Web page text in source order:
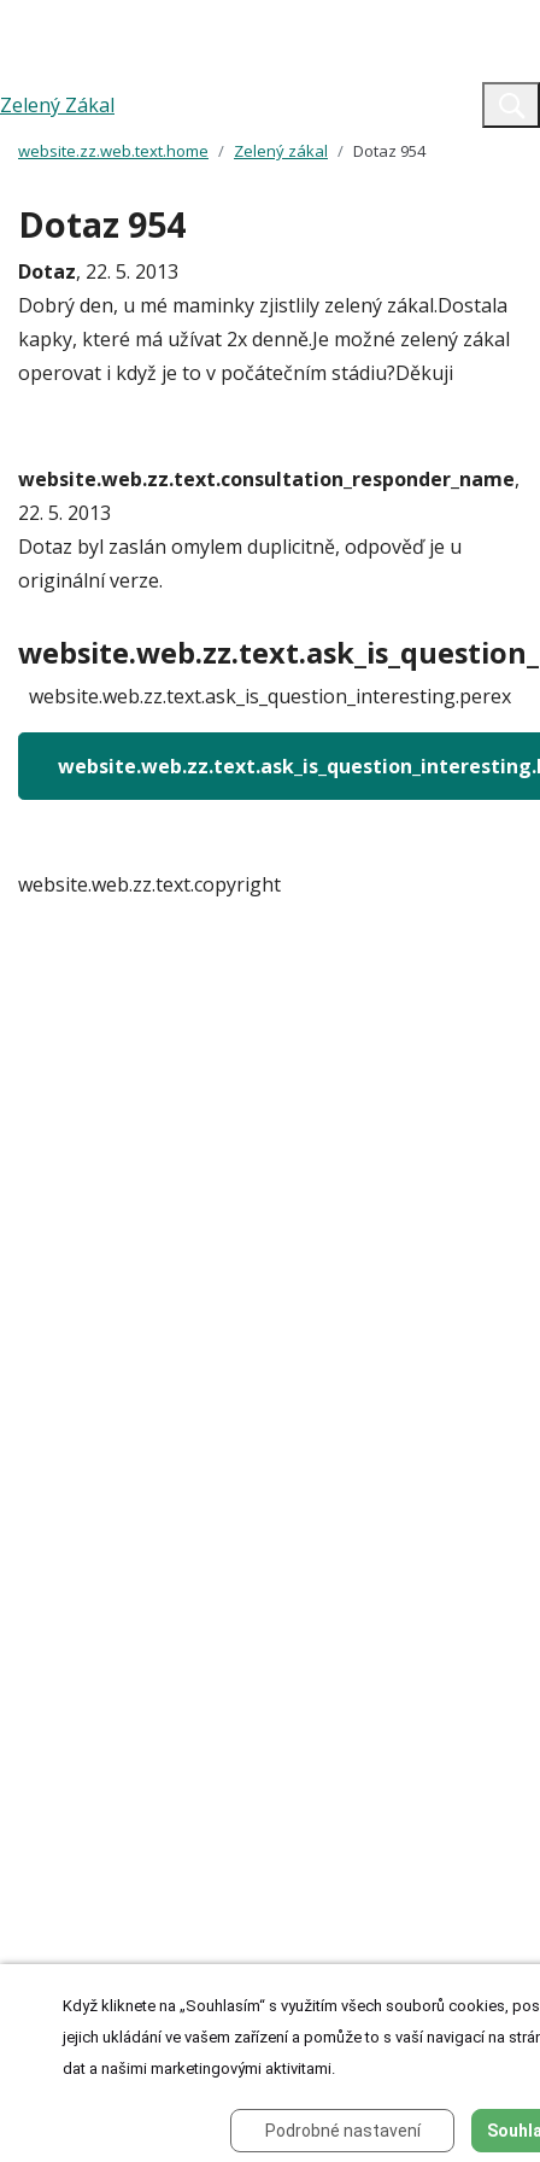
Zelený Zákal
website.zz.web.text.home Zelený zákal Dotaz 954
Dotaz 954
Dotaz, 22. 5. 2013
Dobrý den, u mé maminky zjistlily zelený zákal.Dostala
kapky, které má užívat 2x denně.Je možné zelený zákal
operovat i když je to v počátečním stádiu?Děkuji
website.web.zz.text.consultation_responder_name,
22. 5. 2013
Dotaz byl zaslán omylem duplicitně, odpověď je u
originální verze.
website.web.zz.text.ask_is_question_interesting.perex
website.web.zz.text.copyright
Když kliknete na „Souhlasím“ s využitím všech souborů cookies,
jejich ukládání ve vašem zařízení a pomůže to s vaší navigací na
dat a našimi marketingovými aktivitami.
Podrobné nastavení